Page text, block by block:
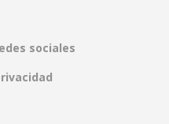
sociales